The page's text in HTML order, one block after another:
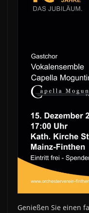
Genießen Sie einen